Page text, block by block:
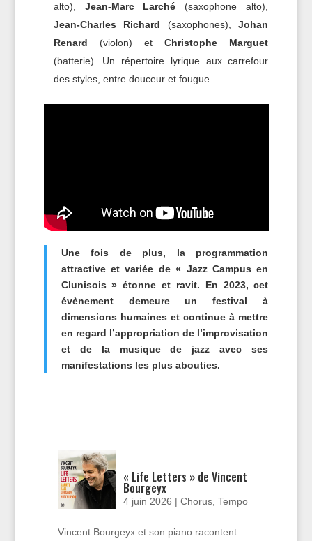
alto), Jean-Marc Larché (saxophone alto),
Jean-Charles Richard (saxophones),Johan
Renard (violon) etChristophe Marguet
(batterie). Un répertoire lyrique aux carrefour
des styles, entre douceur et fougue.
Une fois de plus, la programmation
attractive et variée de « Jazz Campus en
Clunisois » étonne et ravit. En 2023, cet
évènement demeure un festival à
dimensions humaines et continue à mettre
en regard l’appropriation de l’improvisation
et de la musique de jazz avec ses
manifestations les plus abouties.
« Life Letters » de Vincent
Bourgeyx
4 juin 2026 |Chorus ,Tempo
Vincent Bourgeyx et son piano racontent